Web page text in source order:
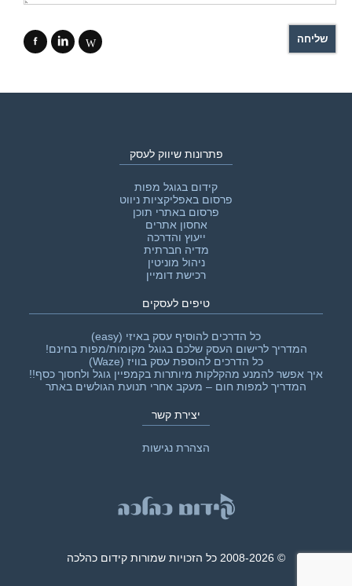
f i W
פתרונות שיווק לעסק
קידום בגוגל מפות
פרסום באפליקציות ניווט
פרסום באתרי תוכן
אחסון אתרים
ייעוץ והדרכה
מדיה חברתית
ניהול מוניטין
רכישת דומיין
טיפים לעסקים
כל הדרכים להוסיף עסק באיזי (easy)
המדריך לרישום העסק שלכם בגוגל מקומות/מפות בחינם!
כל הדרכים להוספת עסק בוויז (Waze)
איך אפשר להמנע מהקלקות מיותרות בקמפיין גוגל ולחסוך כסף!!‎
המדריך למפות חום – מעקב אחרי תנועת הגולשים באתר
יצירת קשר
הצהרת נגישות
© 2008-2026 כל הזכויות שמורות קידום כהלכה